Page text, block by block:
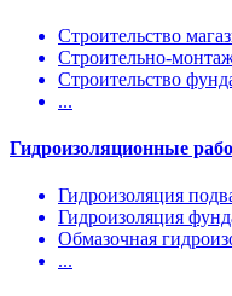
Строительство
Строительно-
Строительство
...
Гидроизоляционные
Гидроизоляция
Гидроизоляция
Обмазочная
...